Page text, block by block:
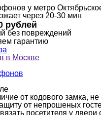
у метро
через 20-30 мин
рублей
без повреждений
гарантию
в Москве
от кодового замка, не
от непрошеных
посетителя у двери